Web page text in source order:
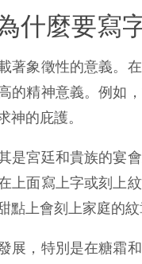
什麼要寫
著象徵性的意義。
的精神意義。例如
神的庇護。
是宮廷和貴族的宴
上面寫上字或刻上
點上會刻上家庭的
展，特別是在糖霜